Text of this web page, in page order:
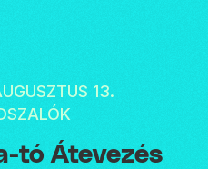
13.
tó Átevezés